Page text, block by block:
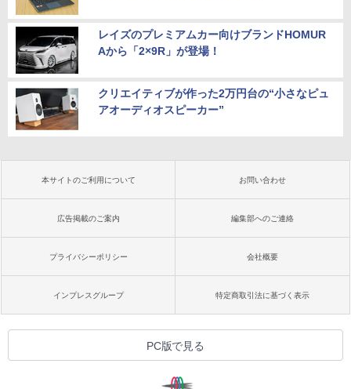
レイズのプレミアムカー向けブランドHOMUR
Aから「2×9R」が登場！
クリエイティブが作った2万円台の“小さなピュ
アオーディオスピーカー”
本サイトのご利用について お問い合わせ
広告掲載のご案内 編集部へのご連絡
プライバシーポリシー 会社概要
インプレスグループ 特定商取引法に基づく表示
PC版で見る